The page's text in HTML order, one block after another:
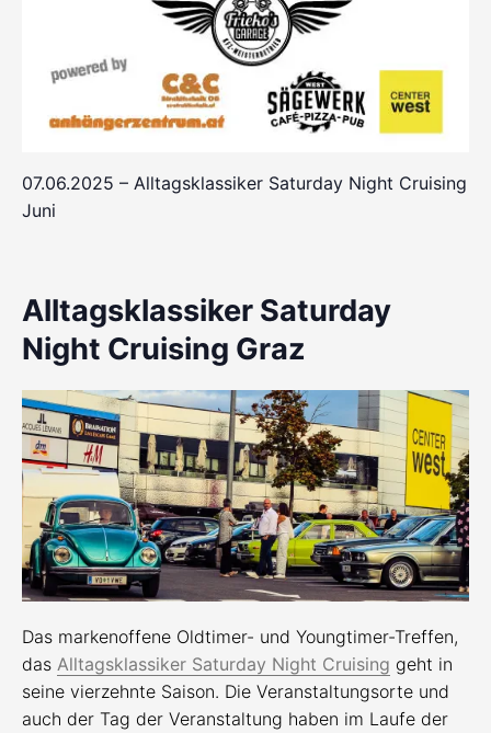
07.06.2025 – Alltagsklassiker Saturday Night Cruising
Juni
Alltagsklassiker Saturday
Night Cruising Graz
Das markenoffene Oldtimer- und Youngtimer-Treffen,
das Alltagsklassiker Saturday Night Cruising geht in
seine vierzehnte Saison. Die Veranstaltungsorte und
auch der Tag der Veranstaltung haben im Laufe der